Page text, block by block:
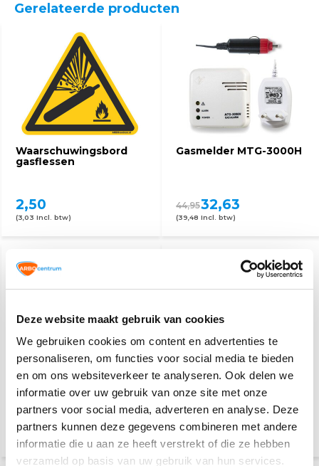
Deze website maakt gebruik van cookies
We gebruiken cookies om content en advertenties te
personaliseren, om functies voor social media te bieden
en om ons websiteverkeer te analyseren. Ook delen we
informatie over uw gebruik van onze site met onze
partners voor social media, adverteren en analyse. Deze
partners kunnen deze gegevens combineren met andere
informatie die u aan ze heeft verstrekt of die ze hebben
verzameld op basis van uw gebruik van hun services.
Gerelateerde producten
Waarschuwingsbord
gasflessen
2,50
(3,03 Incl. btw)
Gasmelder MTG-3000H
44,9532,63
(39,48 Incl. btw)
Nooduitgang rechtdoor
lichtgevend
11,20
Nooduitgang naar
rechts lichtgevend
20,40